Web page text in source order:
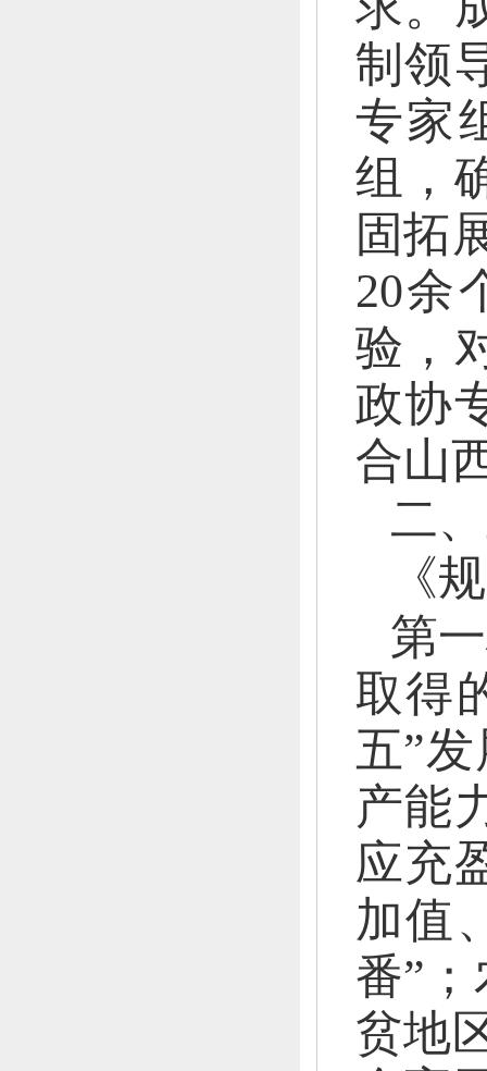
制领
专家
组，
固拓
20余
验，
政协
合山
二、
《
第
取得
五”
产能
应充
加值
番”；
贫地